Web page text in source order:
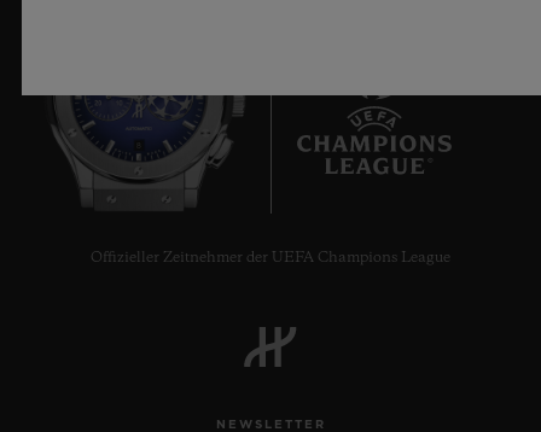
Offizieller Zeitnehmer der UEFA Champions League
NEWSLETTER